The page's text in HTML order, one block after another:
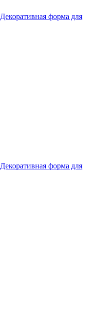
Декоративная форма для
Декоративная форма для